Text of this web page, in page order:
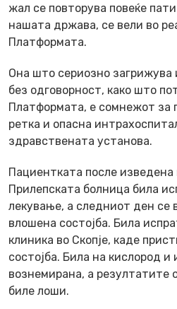
жал се повторува повеќе
нашата држава, се вели во
Платформата.
Она што сериозно загрижува
без одговорност, како што
Платформата, е сомнежот за
ретка и опасна
здравствената установа.
Пациентката после
Прилепската болница била
лекување, а следниот ден се
влошена состојба. Била
клиника во Скопје, каде
состојба. Била на кислород и
вознемирана, а резултатите
биле лоши.